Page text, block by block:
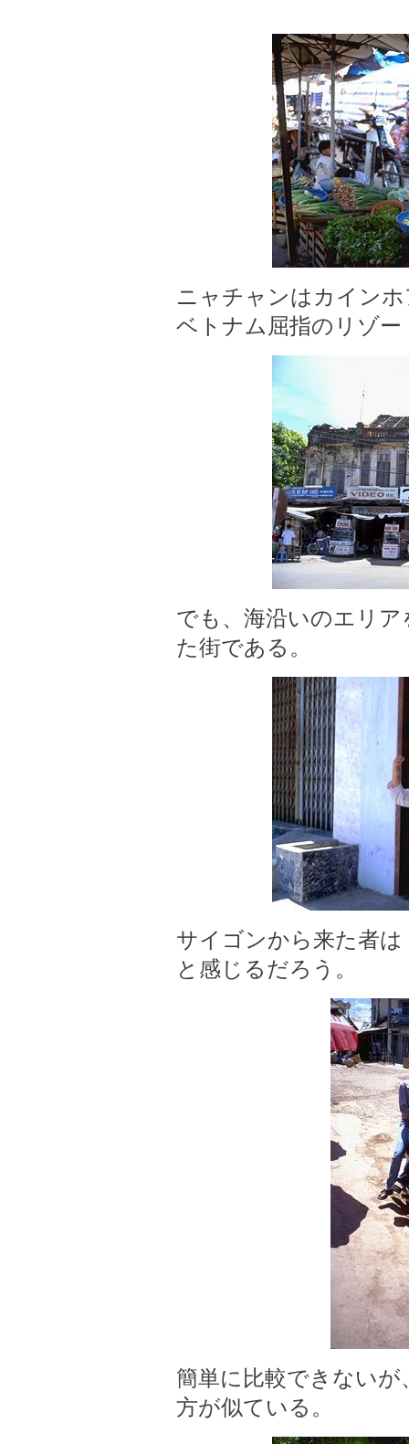
ニャチャンはカイン
ベトナム屈指のリゾー
でも、海沿いのエリ
た街である。
サイゴンから来た者
と感じるだろう。
簡単に比較できない
方が似ている。